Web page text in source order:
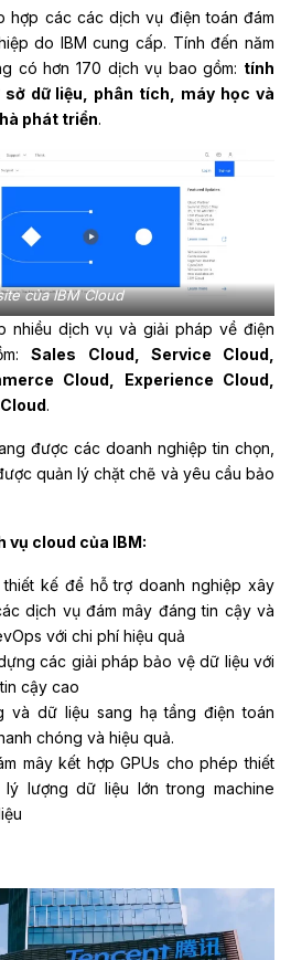
hợp các các dịch vụ điện toán đám
do IBM cung cấp. Tính đến năm
có hơn 170 dịch vụ bao gồm: tính
dữ liệu, phân tích, máy học và
phát triển.
của IBM Cloud
nhiều dịch vụ và giải pháp về điện
Sales Cloud, Service Cloud,
Cloud, Experience Cloud,
.
được các doanh nghiệp tin chọn,
quản lý chặt chẽ và yêu cầu bảo
vụ cloud của IBM:
kế để hỗ trợ doanh nghiệp xây
dịch vụ đám mây đáng tin cậy và
với chi phí hiệu quả
các giải pháp bảo vệ dữ liệu với
cậy cao
và dữ liệu sang hạ tầng điện toán
chóng và hiệu quả.
mây kết hợp GPUs cho phép thiết
lượng dữ liệu lớn trong machine